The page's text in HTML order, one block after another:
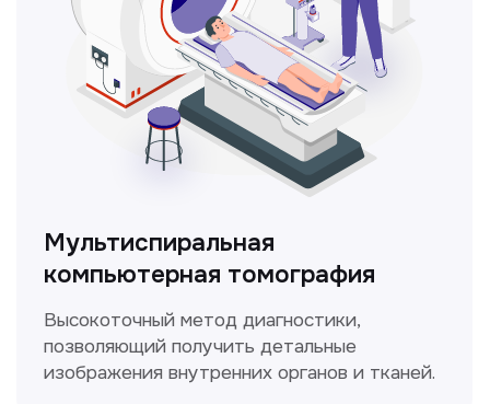
уха, горла и носа с использованием
современных методик.
ЛОР-врач